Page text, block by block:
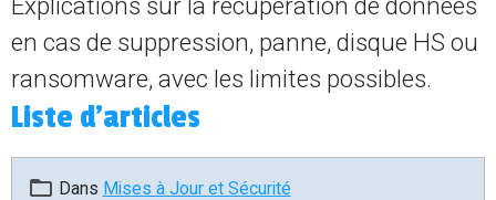
en cas de suppression, panne, disque HS ou
ransomware, avec les limites possibles.
Liste d'articles
Dans Mises à Jour et Sécurité